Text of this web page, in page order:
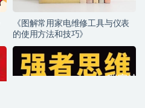
《图解常用家电维修工具与仪表
的使用方法和技巧》